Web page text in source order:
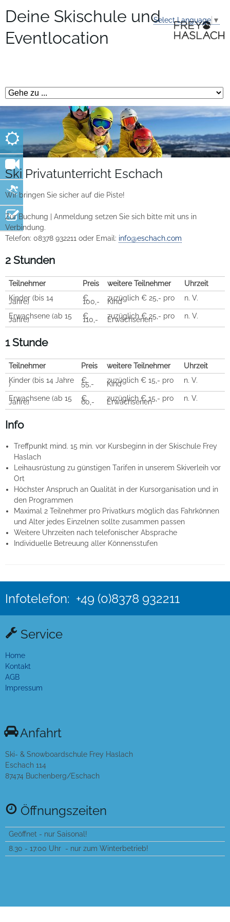
Deine Skischule und
Eventlocation
Select Language ▼
Ski Privatunterricht Eschach
Wir bringen Sie sicher auf die Piste!
Zur Buchung | Anmeldung setzen Sie sich bitte mit uns in
Verbindung.
Telefon: 08378 932211 oder Email: info@eschach.com
2 Stunden
Teilnehmer Preis weitere Teilnehmer
Uhrzeit
Kinder (bis 14
Jahre) €
100,- zuzüglich € 25,- pro
Kind n. V.
Erwachsene (ab 15
Jahre) €
110,- zuzüglich € 25,- pro
Erwachsenen n. V.
1 Stunde
Teilnehmer Preis weitere Teilnehmer
Uhrzeit
Kinder (bis 14 Jahre
) €
55,- zuzüglich € 15,- pro
Kind n. V.
Erwachsene (ab 15
Jahre) €
60,- zuzüglich € 15,- pro
Erwachsenen n. V.
Info
Treffpunkt mind. 15 min. vor Kursbeginn in der Skischule Frey
Haslach
Leihausrüstung zu günstigen Tarifen in unserem Skiverleih vor
Ort
Höchster Anspruch an Qualität in der Kursorganisation und in
den Programmen
Maximal 2 Teilnehmer pro Privatkurs möglich das Fahrkönnen
und Alter jedes Einzelnen sollte zusammen passen
Weitere Uhrzeiten nach telefonischer Absprache
Individuelle Betreuung aller Könnensstufen
Infotelefon: +49 (0)8378 932211
Service
Home
Kontakt
AGB
Impressum
Anfahrt
Ski- & Snowboardschule Frey Haslach
Eschach 114
87474 Buchenberg/Eschach
Öffnungszeiten
Geöffnet - nur Saisonal!
8.30 - 17.00 Uhr - nur zum Winterbetrieb!